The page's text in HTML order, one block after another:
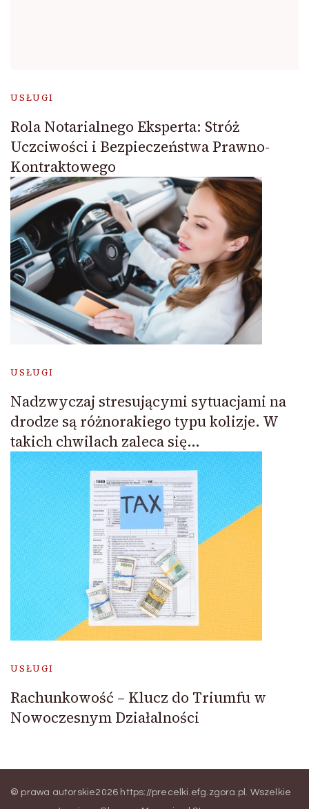
USŁUGI
Rola Notarialnego Eksperta: Stróż
Uczciwości i Bezpieczeństwa Prawno-
Kontraktowego
USŁUGI
Nadzwyczaj stresującymi sytuacjami na
drodze są różnorakiego typu kolizje. W
takich chwilach zaleca się…
USŁUGI
Rachunkowość – Klucz do Triumfu w
Nowoczesnym Działalności
© prawa autorskie2026 https://precelki.efg.zgora.pl . Wszelkie